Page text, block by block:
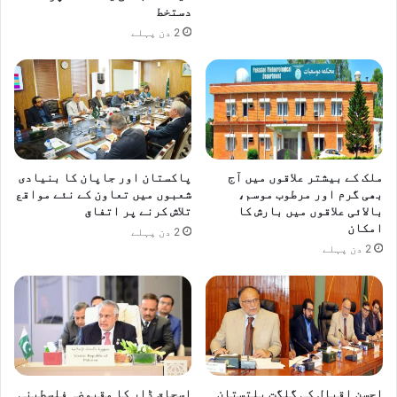
ی
۔
دستخط
2 دن پہلے
ملک کے بیشتر علاقوں میں آج
بھی گرم اور مرطوب موسم،
بالائی علاقوں میں بارش کا
امکان
2 دن پہلے
پاکستان اور جاپان کا بنیادی
شعبوں میں تعاون کے نئے مواقع
تلاش کرنے پر اتفاق
2 دن پہلے
احسن اقبال کی گلگت بلتستان اسحاق ڈار کا مقبوضہ فلسطینی